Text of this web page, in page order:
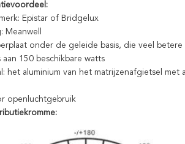
merk: Epistar of Bridgelux
Meanwell
onder de geleide basis, die veel
aan 150 beschikbare watts
het aluminium van het matrijzenafgietsel
openluchtgebruik